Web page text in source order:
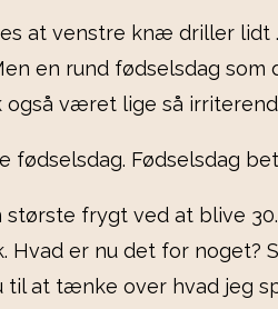
at venstre knæ driller lidt
en rund fødselsdag
også været lige så
fødselsdag. Fødselsdag
frygt ved at blive
Hvad er nu det for noget?
til at tænke over hvad jeg